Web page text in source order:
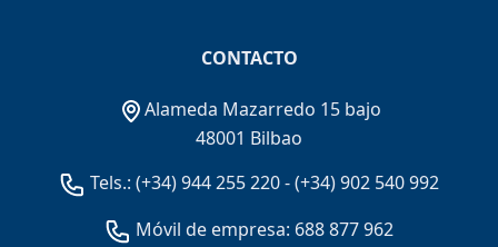
CONTACTO
Alameda Mazarredo 15 bajo
48001 Bilbao
Tels.: (+34) 944 255 220-(+34) 902 540 992
Móvil de empresa: 688 877 962